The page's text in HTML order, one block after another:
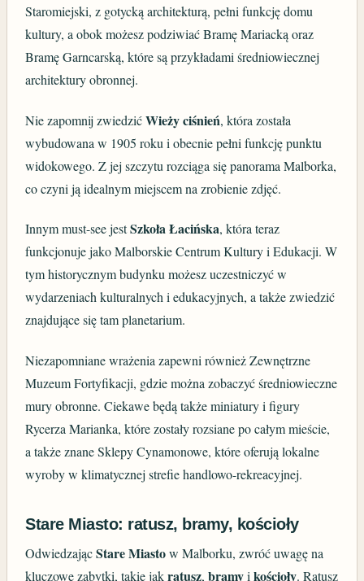
Staromiejski, z gotycką architekturą, pełni funkcję domu
kultury, a obok możesz podziwiać Bramę Mariacką oraz
Bramę Garncarską, które są przykładami średniowiecznej
architektury obronnej.
Nie zapomnij zwiedzićWieży ciśnień, która została
wybudowana w 1905 roku i obecnie pełni funkcję punktu
widokowego. Z jej szczytu rozciąga się panorama Malborka,
co czyni ją idealnym miejscem na zrobienie zdjęć.
Innym must-see jestSzkoła Łacińska, która teraz
funkcjonuje jako Malborskie Centrum Kultury i Edukacji. W
tym historycznym budynku możesz uczestniczyć w
wydarzeniach kulturalnych i edukacyjnych, a także zwiedzić
znajdujące się tam planetarium.
Niezapomniane wrażenia zapewni również Zewnętrzne
Muzeum Fortyfikacji, gdzie można zobaczyć średniowieczne
mury obronne. Ciekawe będą także miniatury i figury
Rycerza Marianka, które zostały rozsiane po całym mieście,
a także znane Sklepy Cynamonowe, które oferują lokalne
wyroby w klimatycznej strefie handlowo-rekreacyjnej.
Stare Miasto: ratusz, bramy, kościoły
OdwiedzającStare Miastow Malborku, zwróć uwagę na
kluczowe zabytki, takie jakratusz,bramyikościoły. Ratusz